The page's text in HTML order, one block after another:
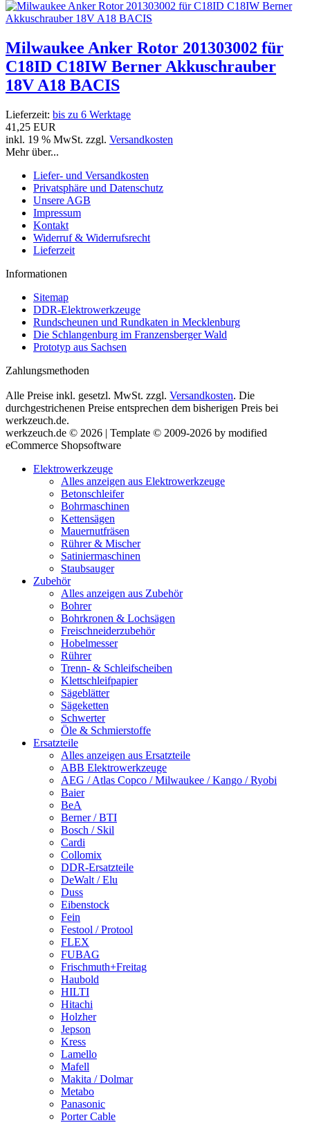
Milwaukee Anker Rotor 201303002 für
C18ID C18IW Berner Akkuschrauber
18V A18 BACIS
Lieferzeit: bis zu 6 Werktage
41,25 EUR
inkl. 19 % MwSt. zzgl. Versandkosten
Mehr über...
Liefer- und Versandkosten
Privatsphäre und Datenschutz
Unsere AGB
Impressum
Kontakt
Widerruf & Widerrufsrecht
Lieferzeit
Informationen
Sitemap
DDR-Elektrowerkzeuge
Rundscheunen und Rundkaten in Mecklenburg
Die Schlangenburg im Franzensberger Wald
Prototyp aus Sachsen
Zahlungsmethoden
Alle Preise inkl. gesetzl. MwSt. zzgl. Versandkosten. Die
durchgestrichenen Preise entsprechen dem bisherigen Preis bei
werkzeuch.de.
werkzeuch.de © 2026 | Template © 2009-2026 by modified
eCommerce Shopsoftware
Elektrowerkzeuge
Alles anzeigen aus Elektrowerkzeuge
Betonschleifer
Bohrmaschinen
Kettensägen
Mauernutfräsen
Rührer & Mischer
Satiniermaschinen
Staubsauger
Zubehör
Alles anzeigen aus Zubehör
Bohrer
Bohrkronen & Lochsägen
Freischneiderzubehör
Hobelmesser
Rührer
Trenn- & Schleifscheiben
Klettschleifpapier
Sägeblätter
Sägeketten
Schwerter
Öle & Schmierstoffe
Ersatzteile
Alles anzeigen aus Ersatzteile
ABB Elektrowerkzeuge
AEG / Atlas Copco / Milwaukee / Kango / Ryobi
Baier
BeA
Berner / BTI
Bosch / Skil
Cardi
Collomix
DDR-Ersatzteile
DeWalt / Elu
Duss
Eibenstock
Fein
Festool / Protool
FLEX
FUBAG
Frischmuth+Freitag
Haubold
HILTI
Hitachi
Holzher
Jepson
Kress
Lamello
Mafell
Makita / Dolmar
Metabo
Panasonic
Porter Cable